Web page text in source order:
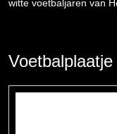
witte voetbaljaren van
Voetbalplaatje